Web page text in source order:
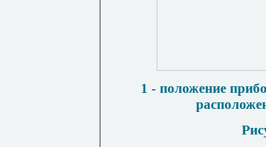
1 - положение